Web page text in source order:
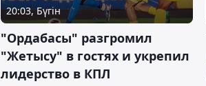
20:03, Бүгін
"Ордабасы" разгромил
"Жетысу" в гостях и укрепил
лидерство в КПЛ